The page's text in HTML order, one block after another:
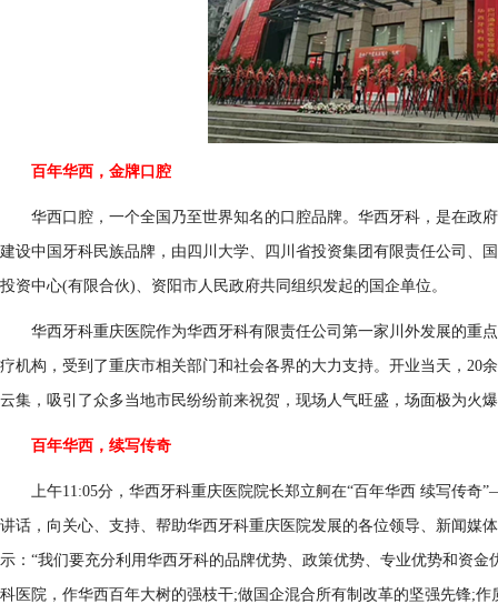
百年华西，金牌口腔
华西口腔，一个全国乃至世界知名的口腔品牌。华西牙科，是在政府
建设中国牙科民族品牌，由四川大学、四川省投资集团有限责任公司、
投资中心(有限合伙)、资阳市人民政府共同组织发起的国企单位。
华西牙科重庆医院作为华西牙科有限责任公司第一家川外发展的重点
疗机构，受到了重庆市相关部门和社会各界的大力支持。开业当天，20
云集，吸引了众多当地市民纷纷前来祝贺，现场人气旺盛，场面极为火
百年华西，续写传奇
上午11:05分，华西牙科重庆医院院长郑立舸在“百年华西 续写传奇
讲话，向关心、支持、帮助华西牙科重庆医院发展的各位领导、新闻媒
示：“我们要充分利用华西牙科的品牌优势、政策优势、专业优势和资
科医院，作华西百年大树的强枝干;做国企混合所有制改革的坚强先锋;